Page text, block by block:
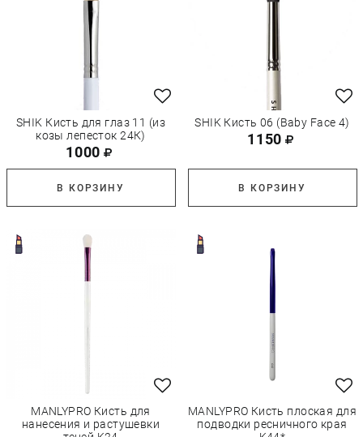
SHIK Кисть для глаз 11 (из
козы лепесток 24К)
1000
В КОРЗИНУ
SHIK Кисть 06 (Baby Face 4)
1150
В КОРЗИНУ
MANLYPRO Кисть для
нанесения и растушевки
MANLYPRO Кисть плоская для
подводки ресничного края